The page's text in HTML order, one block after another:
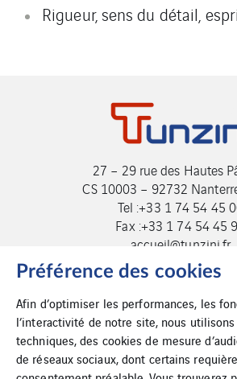
Rigueur, sens du détail,
27 – 29 rue des Hautes
CS 10003 – 92732
Tel :+33 1 74 54 45
Fax :+33 1 74 54 45
accueil@tunzini.fr
Préférence des cookies
Afin d’optimiser les performances, les
l’interactivité de notre site, nous
techniques, des cookies de mesure
de réseaux sociaux, dont certains